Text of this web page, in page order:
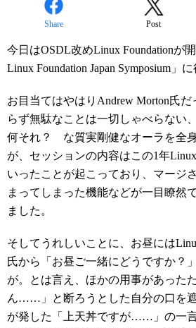
Share Post
今日はOSDL改めLinux Foundationが
Linux Foundation Japan Symposium」
お目当てはやはりAndrew Morton氏
らず無駄なことは一切しゃべらない
何それ？ な質実剛健なオーラを全
が、セッションの内容はこの1年
いったことが起こっており、マージ
まってしまった機能などが一目瞭然
ました。
そしてうれしいことに、お昼には
氏から「お昼ご一緒にどうですか？
が。とは言え、ほかの用事があった
ん……」と断ろうとした自分の口を
が発した「上天丼ですが……」の一